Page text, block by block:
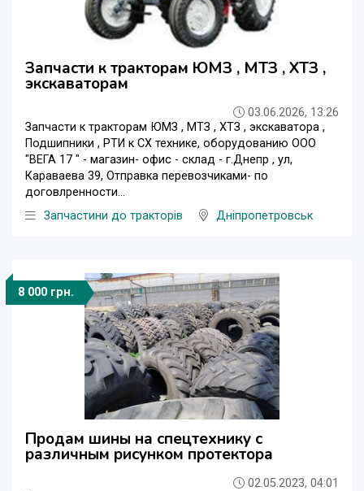
Запчасти к тракторам ЮМЗ , МТЗ , ХТЗ ,
экскаваторам
03.06.2026, 13:26
Запчасти к тракторам ЮМЗ , МТЗ , ХТЗ , экскаватора ,
Подшипники , РТИ к СХ технике, оборудованию ООО
"ВЕГА 17 " - магазин- офис - склад - г.Днепр , ул,
Караваева 39, Отправка перевозчиками- по
договлренности...
Запчастини до тракторів
Дніпропетровськ
8 000 грн.
Продам шины на спецтехнику с
различным рисунком протектора
02.05.2023, 04:01